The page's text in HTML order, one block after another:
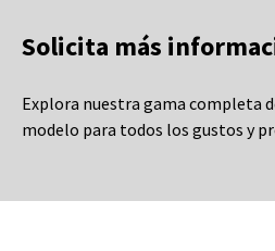
Solicita más
Explora nuestra gama completa
modelo para todos los gustos y